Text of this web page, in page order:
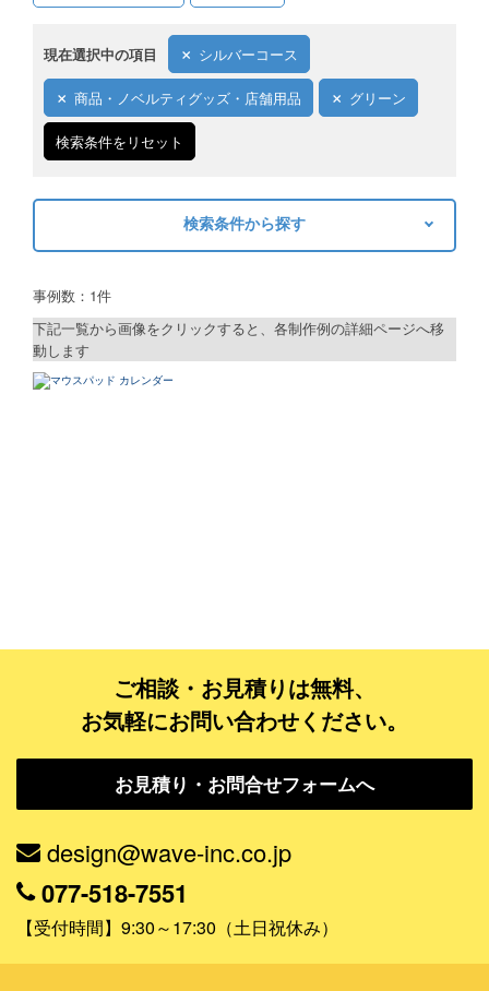
現在選択中の項目 シルバーコース
商品・ノベルティグッズ・店舗用品 グリーン
検索条件をリセット
検索条件から探す
制作プランで探す
ジャンルで探す
販売・ショップ・サービス
観光・旅行会社・ホテル・旅館
学校・塾・習い事
コンサート・ライブ・演劇
美容室・サロン・クリニック
事例数：1件
下記一覧から画像をクリックすると、各制作例の詳細ページへ移
動します
ご相談・お見積りは無料、
お気軽にお問い合わせください。
お見積り・お問合せフォームへ
design@wave-inc.co.jp
077-518-7551
【受付時間】9:30～17:30（土日祝休み）